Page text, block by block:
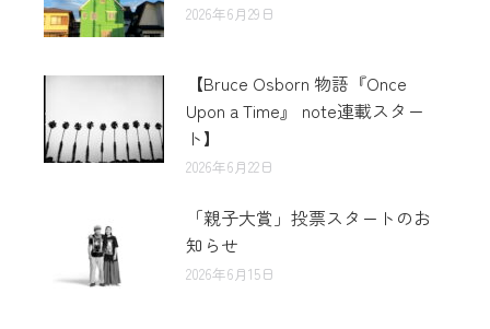
2026年6月29日
【Bruce Osborn 物語『Once
Upon a Time』 note連載スター
ト】
2026年6月22日
「親子大賞」投票スタートのお
知らせ
2026年6月15日